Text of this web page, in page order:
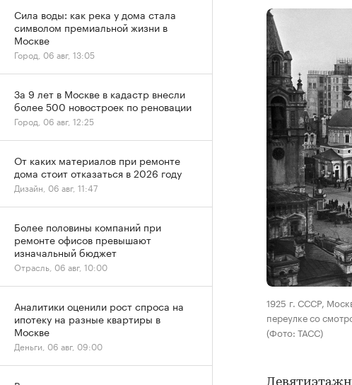
1925 г. СССР,
переулке со
(Фото: ТАСС)
Сила воды: как река у дома стала
символом премиальной жизни в
Москве
Город, 06 авг, 13:05
За 9 лет в Москве в кадастр внесли
более 500 новостроек по реновации
Город, 06 авг, 12:25
От каких материалов при ремонте
дома стоит отказаться в 2026 году
Дизайн, 06 авг, 11:47
Более половины компаний при
ремонте офисов превышают
изначальный бюджет
Отрасль, 06 авг, 10:00
Аналитики оценили рост спроса на
ипотеку на разные квартиры в
Москве
Деньги, 06 авг, 09:00